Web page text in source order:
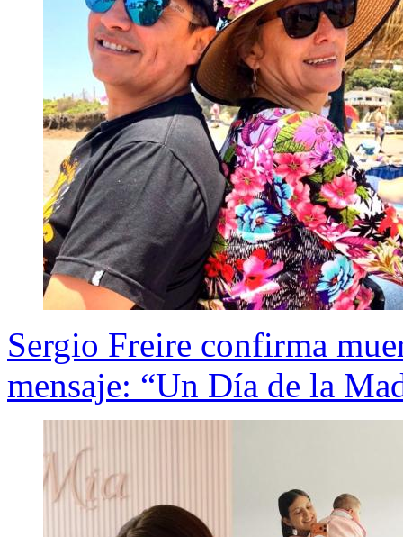
Sergio Freire confirma
mensaje: “Un Día de la